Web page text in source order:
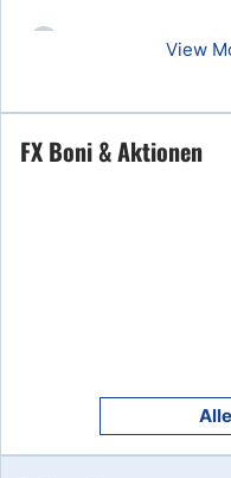
7
View
FX Boni & Aktionen